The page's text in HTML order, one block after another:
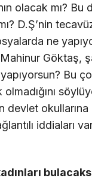
olacak mı? Bu
D.Ş’nin
ne
Göktaş,
Bu
devlet
iddiaları